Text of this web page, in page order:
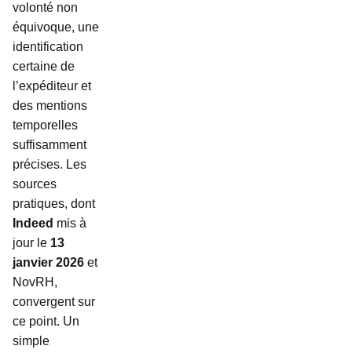
volonté non
équivoque, une
identification
certaine de
l’expéditeur et
des mentions
temporelles
suffisamment
précises. Les
sources
pratiques, dont
Indeed mis à
jour le 13
janvier 2026 et
NovRH,
convergent sur
ce point. Un
simple